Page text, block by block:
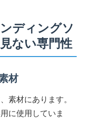
ディングソ
ない専門性
材
素材にあります。
に使用していま